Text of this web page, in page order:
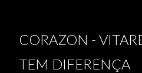
CORAZON -
TEM DIFERENÇA